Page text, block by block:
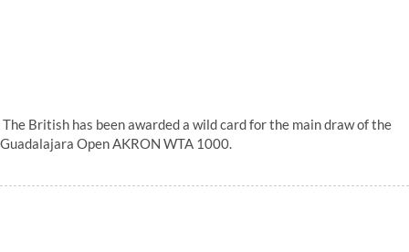
The British has been awarded a wild card for the main draw of the
Guadalajara Open AKRON WTA 1000.